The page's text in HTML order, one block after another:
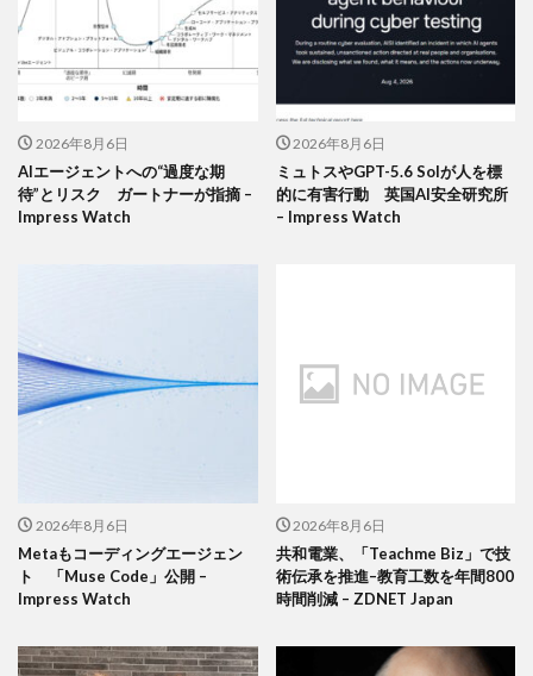
2026年8月6日
AIエージェントへの“過度な期
待”とリスク ガートナーが指摘 –
Impress Watch
2026年8月6日
ミュトスやGPT-5.6 Solが人を標
的に有害行動 英国AI安全研究所
– Impress Watch
2026年8月6日
Metaもコーディングエージェン
ト 「Muse Code」公開 –
Impress Watch
2026年8月6日
共和電業、「Teachme Biz」で技
術伝承を推進–教育工数を年間800
時間削減 – ZDNET Japan